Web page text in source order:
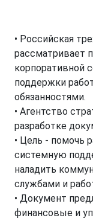
• Российская
рассматривает
корпоративной
поддержки
обязанностями.
• Агентство
разработке
• Цель - помочь
системную
наладить
службами и
• Документ
финансовые и